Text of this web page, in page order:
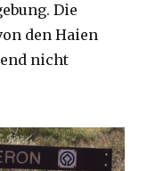
Die
den Haien
nicht